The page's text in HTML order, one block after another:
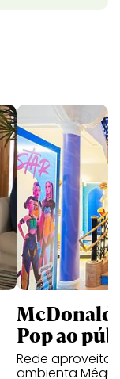
Pop ao
Rede aproveita
ambienta Méqui